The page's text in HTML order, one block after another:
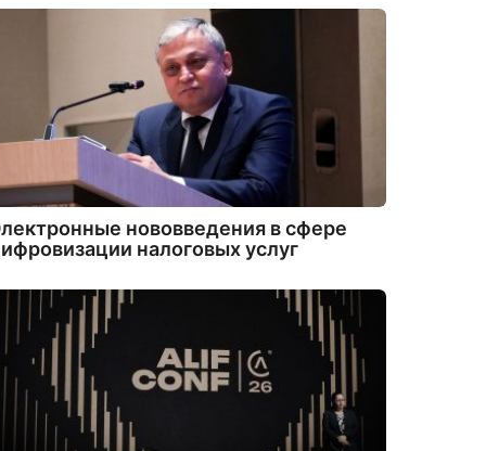
нововведения в сфере
налоговых услуг